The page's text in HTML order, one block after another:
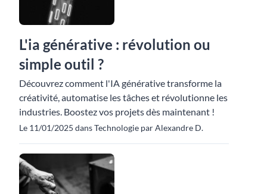
L'ia générative : révolution ou
simple outil ?
Découvrez comment l'IA générative transforme la
créativité, automatise les tâches et révolutionne les
industries. Boostez vos projets dès maintenant !
Le 11/01/2025 dans Technologie par Alexandre D.